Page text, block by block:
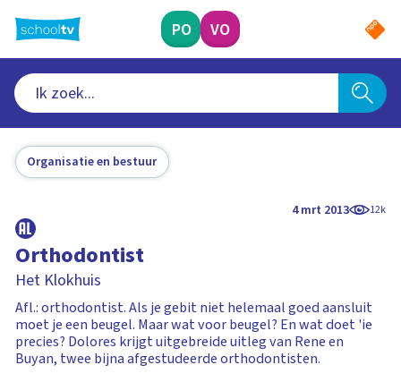
naar
hoofdinhoud
PO VO
Organisatie en bestuur
4 mrt 2013 12k
Orthodontist
Het Klokhuis
Afl.: orthodontist. Als je gebit niet helemaal goed aansluit
moet je een beugel. Maar wat voor beugel? En wat doet 'ie
precies? Dolores krijgt uitgebreide uitleg van Rene en
Buyan, twee bijna afgestudeerde orthodontisten.